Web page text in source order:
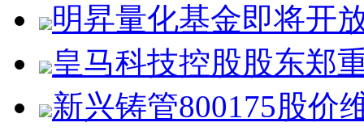
明昇量化基金即将开
皇马科技控股股东郑
新兴铸管800175股价